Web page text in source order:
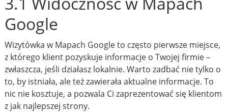
Google
Wizytówka w Mapach Google to często pierwsze miejsce,
z którego klient pozyskuje informacje o Twojej firmie –
zwłaszcza, jeśli działasz lokalnie. Warto zadbać nie tylko o
to, by istniała, ale też zawierała aktualne informacje. To
nic nie kosztuje, a pozwala Ci zaprezentować się klientom
z jak najlepszej strony.